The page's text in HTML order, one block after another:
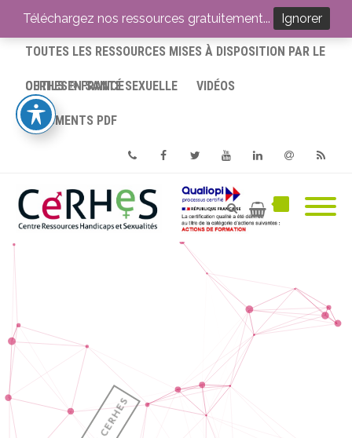
ACCUEIL
TOUTES LES RESSOURCES MISES À DISPOSITION PAR LE
CERHES® FRANCE
OUTILS EN SANTÉ SEXUELLE VIDÉOS
DOCUMENTS PDF
PhoneFacebookTwitterYoutube
Téléchargez nos ressources gratuitement... Ignorer